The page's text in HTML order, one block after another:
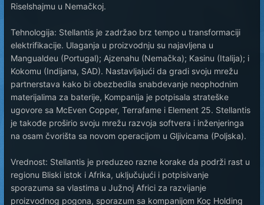
Riselshajmu u Nemačkoj.
Tehnologija: Stellantis je zadržao brz tempo u transformaciji
elektrifikacije. Ulaganja u proizvodnju su najavljena u
Mangualdeu (Portugal); Ajzenahu (Nemačka); Kasinu (Italija); i
Kokomu (Indijana, SAD). Nastavljajući da gradi svoju mrežu
partnerstava kako bi obezbedila snabdevanje neophodnim
materijalima za baterije, Kompanija je potpisala strateške
ugovore sa McEven Copper, Terrafame i Element 25. Stellantis
je takođe proširio svoju mrežu razvoja softvera i inženjeringa
na osam čvorišta sa novom operacijom u Gljivicama (Poljska).
Vrednost: Stellantis je preduzeo razne korake da podrži rast u
regionu Bliski istok i Afrika, uključujući i potpisivanje
sporazuma sa vlastima u Južnoj Africi za razvijanje
proizvodnog pogona, sporazum sa kompanijom Koç Holding